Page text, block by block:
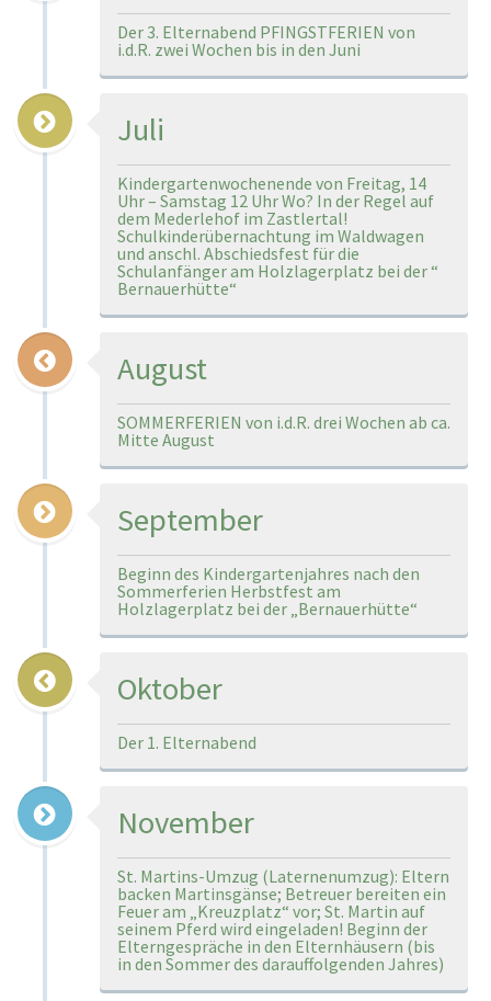
Der 3. Elternabend PFINGSTFERIEN von
i.d.R. zwei Wochen bis in den Juni
Juli
Kindergartenwochenende von Freitag, 14
Uhr – Samstag 12 Uhr Wo? In der Regel auf
dem Mederlehof im Zastlertal!
Schulkinderübernachtung im Waldwagen
und anschl. Abschiedsfest für die
Schulanfänger am Holzlagerplatz bei der “
Bernauerhütte“
August
SOMMERFERIEN von i.d.R. drei Wochen ab ca.
Mitte August
September
Beginn des Kindergartenjahres nach den
Sommerferien Herbstfest am
Holzlagerplatz bei der „Bernauerhütte“
Oktober
Der 1. Elternabend
November
St. Martins-Umzug (Laternenumzug): Eltern
backen Martinsgänse; Betreuer bereiten ein
Feuer am „Kreuzplatz“ vor; St. Martin auf
seinem Pferd wird eingeladen! Beginn der
Elterngespräche in den Elternhäusern (bis
in den Sommer des darauffolgenden Jahres)